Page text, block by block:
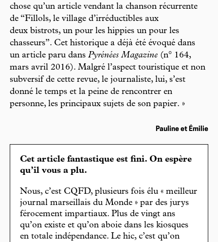
chose qu’un article vendant la chanson récurrente
de “Fillols, le village d’irréductibles aux
deux bistrots, un pour les hippies un pour les
chasseurs”. Cet historique a déjà été évoqué dans
un article paru dans Pyrénées Magazine (n° 164,
mars avril 2016). Malgré l’aspect touristique et non
subversif de cette revue, le journaliste, lui, s’est
donné le temps et la peine de rencontrer en
personne, les principaux sujets de son papier. »
Pauline et Émilie
Cet article fantastique est fini. On espère
qu’il vous a plu.
Nous, c’est CQFD, plusieurs fois élu « meilleur
journal marseillais du Monde » par des jurys
férocement impartiaux. Plus de vingt ans
qu’on existe et qu’on aboie dans les kiosques
en totale indépendance. Le hic, c’est qu’on